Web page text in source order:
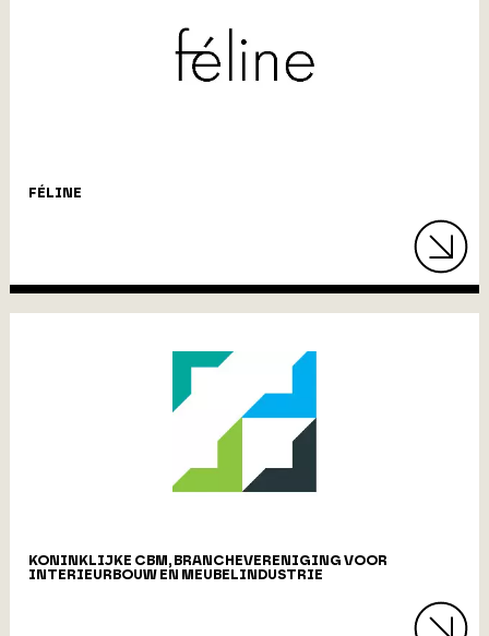
FÉLINE
KONINKLIJKE CBM, BRANCHEVERENIGING VOOR
INTERIEURBOUW EN MEUBELINDUSTRIE